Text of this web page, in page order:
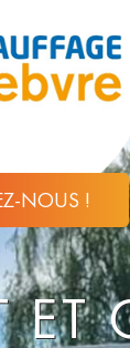
NOUS !
ET